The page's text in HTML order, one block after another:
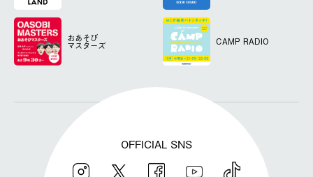
おあそび
マスターズ CAMP RADIO
OFFICIAL SNS